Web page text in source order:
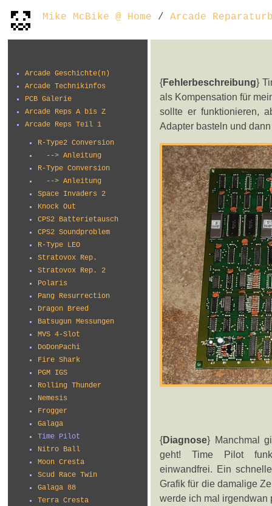
Mike McBike @ Home / Arcade
Arcade Geschichte(n)
Arcade Technikinfos
PCB Galerie
Arcade Reps A bis Z
Arcade Reps Teil 1
R-Type2 Conversion
--> Anleitung
R-Type Conversion
--> Anleitung
Space Invaders 2
Knock Out
CPS2 Batterietausch
CPS2 Soundproblem
R-Type LEO
Stratovox Rep.
Stratovox Rep. 2
Polaris
Pang Resurrection
Dragon Breed
Batsugun Messungen
MVS 4-Slot
DoDonPachi
Fire Shark
PGM IGS
Rolling Thunder
Nemesis
Frogger
Galaga
Time Pilot
Nitro Ball
Moon Cresta
Scud Race Twin
Galaga 88
Terra Cresta
{Fehlerbeschreibung}
als Kompensation für
sollte er funktionieren,
Adapter basteln und
{Diagnose} Manchmal
geht! Time Pilot
einwandfrei. Ein
Grafik für die damalige
werde ich mal irgendwan